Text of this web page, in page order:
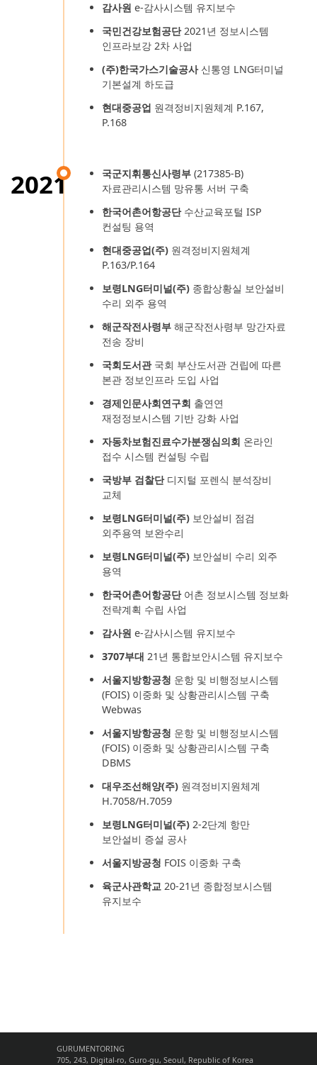
감사원 e-감사시스템 유지보수
국민건강보험공단2021년 정보시스템
인프라보강 2차 사업
(주)한국가스기술공사신통영 LNG터미널
기본설계 하도급
현대중공업 원격정비지원체계 P.167,
P.168
2021 국군지휘통신사령부(217385-B)
자료관리시스템 망유통 서버 구축
한국어촌어항공단수산교육포털 ISP
컨설팅 용역
현대중공업(주)원격정비지원체계
P.163/P.164
보령LNG터미널(주)종합상황실 보안설비
수리 외주 용역
해군작전사령부해군작전사령부 망간자료
전송 장비
국회도서관국회 부산도서관 건립에 따른
본관 정보인프라 도입 사업
경제인문사회연구회 출연연
재정정보시스템 기반 강화 사업
자동차보험진료수가분쟁심의회 온라인
접수 시스템 컨설팅 수립
국방부 검찰단디지털 포렌식 분석장비
교체
보령LNG터미널(주)보안설비 점검
외주용역 보완수리
보령LNG터미널(주)보안설비 수리 외주
용역
한국어촌어항공단어촌 정보시스템 정보화
전략계획 수립 사업
감사원 e-감사시스템 유지보수
3707부대 21년 통합보안시스템 유지보수
서울지방항공청 운항 및 비행정보시스템
(FOIS) 이중화 및 상황관리시스템 구축
Webwas
서울지방항공청 운항 및 비행정보시스템
(FOIS) 이중화 및 상황관리시스템 구축
DBMS
대우조선해양(주)원격정비지원체계
H.7058/H.7059
보령LNG터미널(주)2-2단계 항만
보안설비 증설 공사
서울지방공청 FOIS 이중화 구축
육군사관학교20-21년 종합정보시스템
유지보수
GURUMENTORING
705, 243, Digital-ro, Guro-gu, Seoul, Republic of Korea